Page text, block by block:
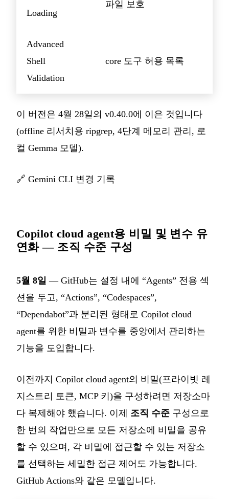
Loading
파일 보호
Advanced
Shell
Validation
core 도구 허용 목록
이 버전은 4월 28일의 v0.40.0에 이은 것입니다
(offline 리서치용 ripgrep, 4단계 메모리 관리, 로
컬 Gemma 모델).
🔗 Gemini CLI 변경 기록
Copilot cloud agent용 비밀 및 변수 유
연화 — 조직 수준 구성
5월 8일 — GitHub는 설정 내에 “Agents” 전용 섹
션을 두고, “Actions”, “Codespaces”,
“Dependabot”과 분리된 형태로 Copilot cloud
agent를 위한 비밀과 변수를 중앙에서 관리하는
기능을 도입합니다.
이전까지 Copilot cloud agent의 비밀(프라이빗 레
지스트리 토큰, MCP 키)을 구성하려면 저장소마
다 복제해야 했습니다. 이제 조직 수준 구성으로
한 번의 작업만으로 모든 저장소에 비밀을 공유
할 수 있으며, 각 비밀에 접근할 수 있는 저장소
를 선택하는 세밀한 접근 제어도 가능합니다.
GitHub Actions와 같은 모델입니다.